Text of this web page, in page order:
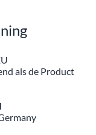
als de Product